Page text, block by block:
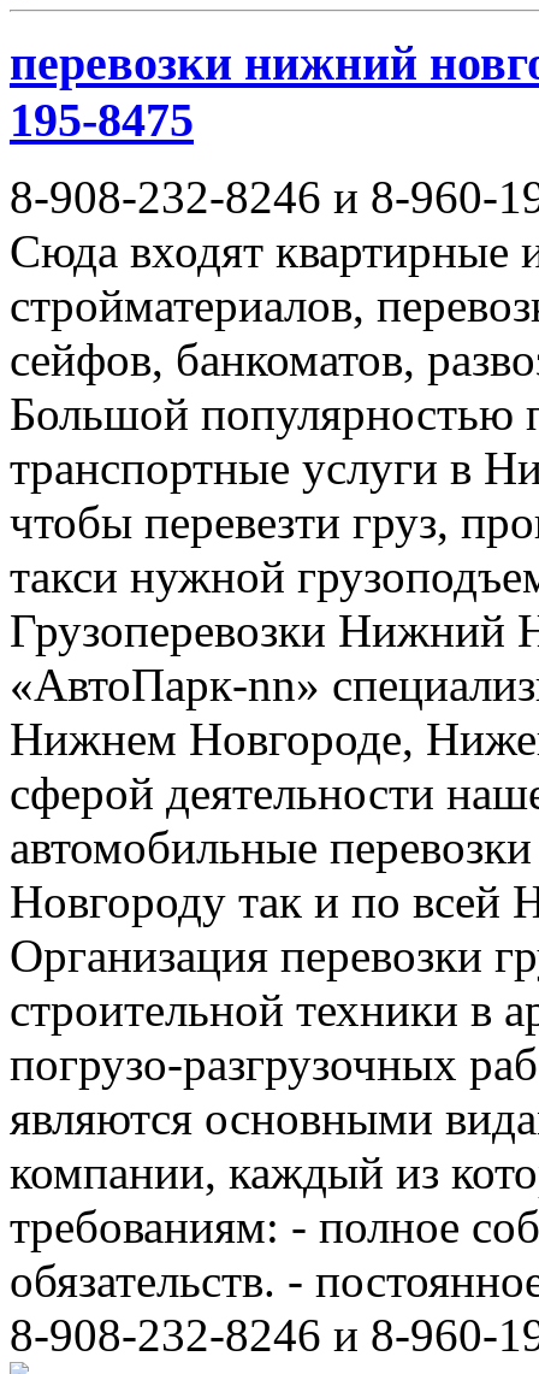
перевозки нижний
195-8475
8-908-232-8246 и 8-960-
Сюда входят квартирные
стройматериалов,
сейфов, банкоматов,
Большой популярностью
транспортные услуги в
чтобы перевезти груз,
такси нужной
Грузоперевозки Нижний
«АвтоПарк-nn»
Нижнем Новгороде,
сферой деятельности
автомобильные
Новгороду так и по всей
Организация перевозки
строительной техники в
погрузо-разгрузочных
являются основными
компании, каждый из
требованиям: - полное
обязательств. -
8-908-232-8246 и 8-960-